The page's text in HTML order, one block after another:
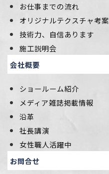
お仕事までの流れ
オリジナルテクスチャ考案
技術力、自信あります
施工説明会
会社概要
ショールーム紹介
メディア雑誌掲載情報
沿革
社長講演
女性職人活躍中
お問合せ